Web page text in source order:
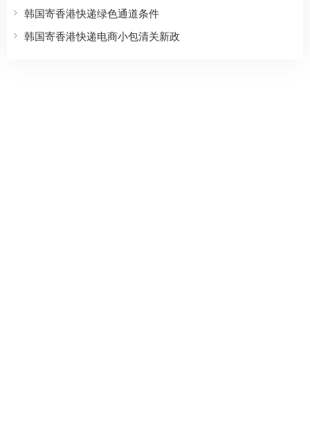
韩国寄香港快递绿色通道条件
韩国寄香港快递电商小包清关新政